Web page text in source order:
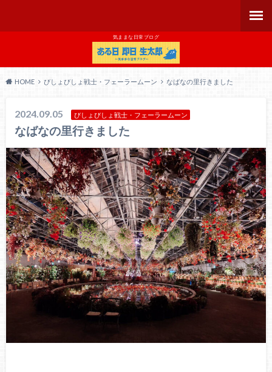
気ままな日常ブログ
HOME びしょびしょ戦士・フェーラームーン なばなの里行きました
2024.09.05 びしょびしょ戦士・フェーラームーン
なばなの里行きました